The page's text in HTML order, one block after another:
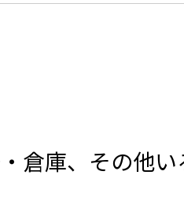
倉庫、その他